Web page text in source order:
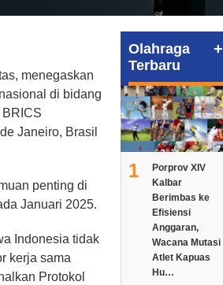
menegaskan
di bidang
Janeiro, Brasil
penting di
Januari 2025.
Indonesia tidak
kerja sama
Protokol
Olahraga
Terbaru
+
1
Porprov XIV
Kalbar
Berimbas ke
Efisiensi
Anggaran,
Wacana Mutasi
Atlet Kapuas
Hu…